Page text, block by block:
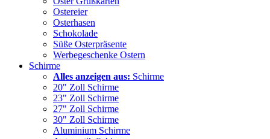
Ostereier
Osterhasen
Schokolade
Süße Osterpräsente
Werbegeschenke Ostern
Schirme
Alles anzeigen aus: Schirme
20" Zoll Schirme
23" Zoll Schirme
27" Zoll Schirme
30" Zoll Schirme
Aluminium Schirme